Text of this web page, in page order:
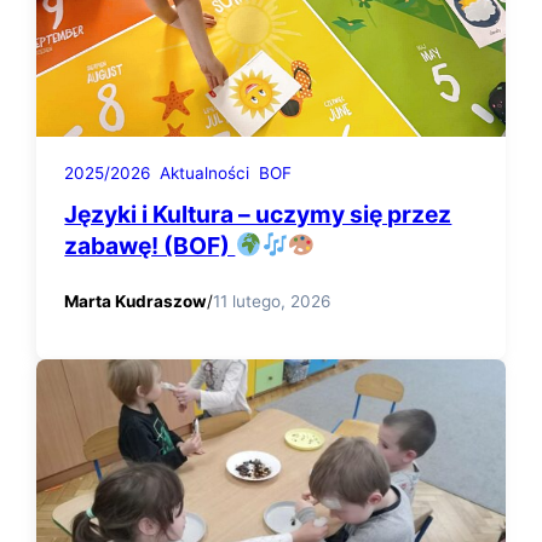
2025/2026 Aktualności BOF
Języki i Kultura – uczymy się przez
zabawę! (BOF)
Marta Kudraszow/11 lutego, 2026